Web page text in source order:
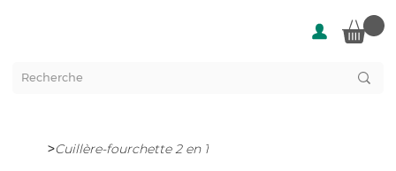
>Cuillère-fourchette 2 en 1